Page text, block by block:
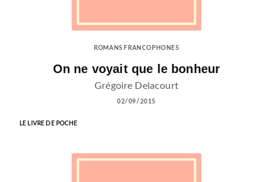
ROMANS FRANCOPHONES
On ne voyait que le bonheur
Grégoire Delacourt
02/09/2015
LE LIVRE DE POCHE